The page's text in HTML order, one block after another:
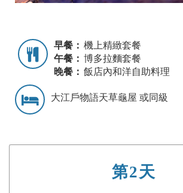
早餐： 機上精緻套餐
午餐： 博多拉麵套餐
晚餐： 飯店內和洋自助料理
大江戶物語天草龜屋 或同級
第2天